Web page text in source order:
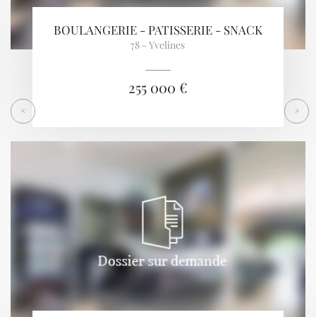
BOULANGERIE - PATISSERIE - SNACK
78 - Yvelines
255 000 €
< >